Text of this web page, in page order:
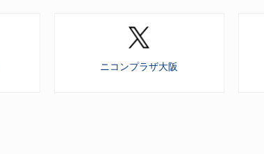
ニコンプラザ大阪